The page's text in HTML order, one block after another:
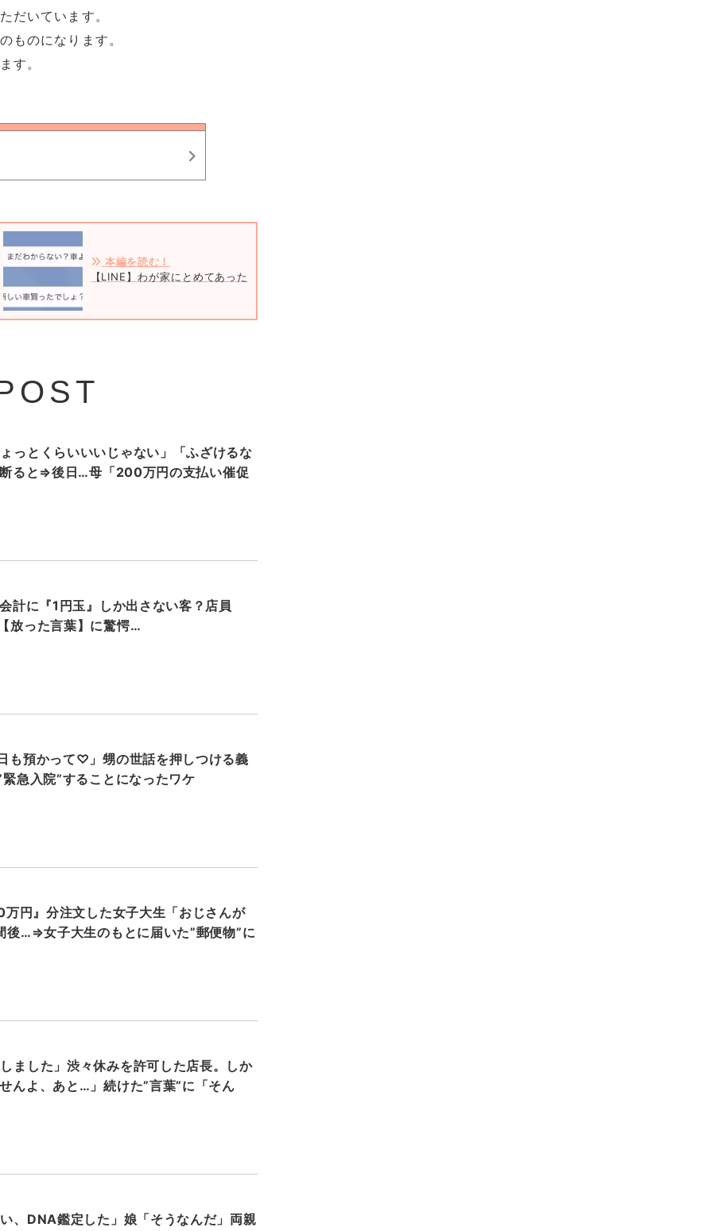
だいています。
ものになります。
す。
本編を読む！
【LINE】わが家にとめてあった高級車を勝手に乗り回し、事故ったママ友＃1
っとくらいいいじゃない」「ふざけるな
ると⇒後日…母「200万円の支払い催促
計に『1円玉』しか出さない客？店員
放った言葉】に驚愕…
も預かって♡」甥の世話を押しつける義
急入院”することになったワケ
円』分注文した女子大生「おじさんが
後…⇒女子大生のもとに届いた”郵便物”に
ました」渋々休みを許可した店長。しか
んよ、あと…」続けた”言葉”に「そん
、DNA鑑定した」娘「そうなんだ」両親